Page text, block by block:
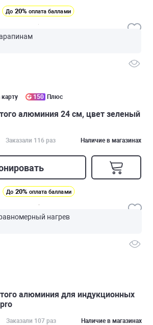
До 20% оплата баллами
150 Плюс
алюминия 24 см, цвет зеленый
Заказали 116 раз Наличие в магазинах
До 20% оплата баллами
нагрев
алюминия для индукционных
Заказали 107 раз Наличие в магазинах